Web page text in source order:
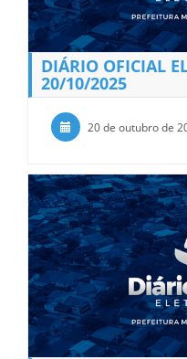
DIÁRIO OFICIAL
20/10/2025
20 de outubro de